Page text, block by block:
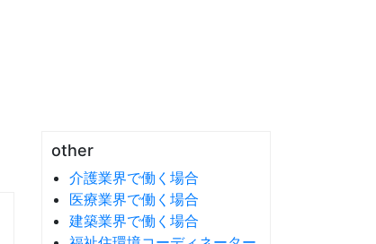
other
介護業界で働く場合
医療業界で働く場合
建築業界で働く場合